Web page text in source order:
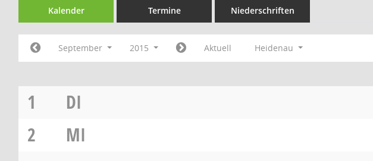
Kalender Termine Niederschriften
September 2015 Aktuell Heidenau
1
DI
2
MI